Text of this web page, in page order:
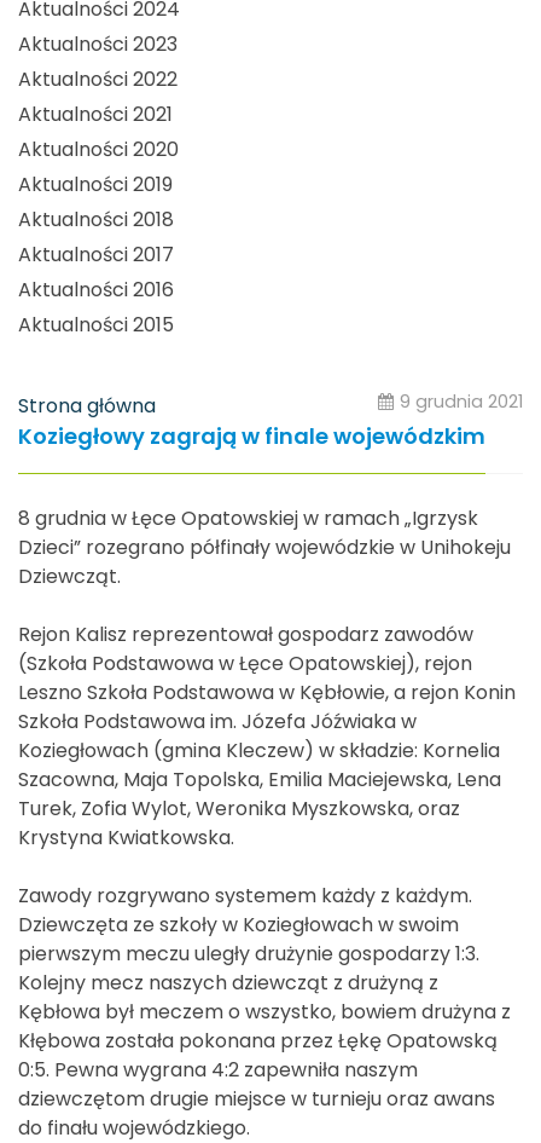
Aktualności 2024
Aktualności 2023
Aktualności 2022
Aktualności 2021
Aktualności 2020
Aktualności 2019
Aktualności 2018
Aktualności 2017
Aktualności 2016
Aktualności 2015
Strona główna 9 grudnia 2021
Koziegłowy zagrają w finale wojewódzkim
8 grudnia w Łęce Opatowskiej w ramach „Igrzysk
Dzieci” rozegrano półfinały wojewódzkie w Unihokeju
Dziewcząt.
Rejon Kalisz reprezentował gospodarz zawodów
(Szkoła Podstawowa w Łęce Opatowskiej), rejon
Leszno Szkoła Podstawowa w Kębłowie, a rejon Konin
Szkoła Podstawowa im. Józefa Jóźwiaka w
Koziegłowach (gmina Kleczew) w składzie: Kornelia
Szacowna, Maja Topolska, Emilia Maciejewska, Lena
Turek, Zofia Wylot, Weronika Myszkowska, oraz
Krystyna Kwiatkowska.
Zawody rozgrywano systemem każdy z każdym.
Dziewczęta ze szkoły w Koziegłowach w swoim
pierwszym meczu uległy drużynie gospodarzy 1:3.
Kolejny mecz naszych dziewcząt z drużyną z
Kębłowa był meczem o wszystko, bowiem drużyna z
Kłębowa została pokonana przez Łękę Opatowską
0:5. Pewna wygrana 4:2 zapewniła naszym
dziewczętom drugie miejsce w turnieju oraz awans
do finału wojewódzkiego.